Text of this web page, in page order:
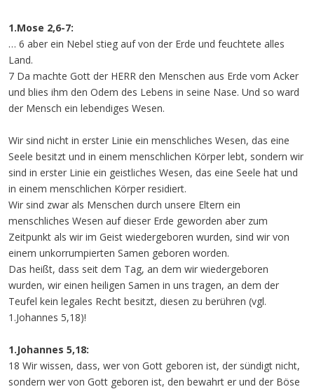
1.Mose 2,6-7:
… 6 aber ein Nebel stieg auf von der Erde und feuchtete alles
Land.
7 Da machte Gott der HERR den Menschen aus Erde vom Acker
und blies ihm den Odem des Lebens in seine Nase. Und so ward
der Mensch ein lebendiges Wesen.
Wir sind nicht in erster Linie ein menschliches Wesen, das eine
Seele besitzt und in einem menschlichen Körper lebt, sondern wir
sind in erster Linie ein geistliches Wesen, das eine Seele hat und
in einem menschlichen Körper residiert.
Wir sind zwar als Menschen durch unsere Eltern ein
menschliches Wesen auf dieser Erde geworden aber zum
Zeitpunkt als wir im Geist wiedergeboren wurden, sind wir von
einem unkorrumpierten Samen geboren worden.
Das heißt, dass seit dem Tag, an dem wir wiedergeboren
wurden, wir einen heiligen Samen in uns tragen, an dem der
Teufel kein legales Recht besitzt, diesen zu berühren (vgl.
1.Johannes 5,18)!
1.Johannes 5,18:
18 Wir wissen, dass, wer von Gott geboren ist, der sündigt nicht,
sondern wer von Gott geboren ist, den bewahrt er und der Böse